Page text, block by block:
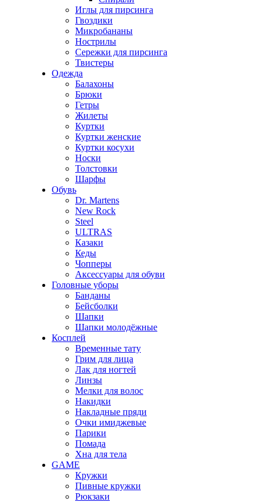
Иглы для пирсинга
Гвоздики
Микробананы
Нострилы
Сережки для пирсинга
Твистеры
Одежда
Балахоны
Брюки
Гетры
Жилеты
Куртки
Куртки женские
Куртки косухи
Носки
Толстовки
Шарфы
Обувь
Dr. Martens
New Rock
Steel
ULTRAS
Казаки
Кеды
Чопперы
Аксессуары для обуви
Головные уборы
Банданы
Бейсболки
Шапки
Шапки молодёжные
Косплей
Временные тату
Грим для лица
Лак для ногтей
Линзы
Мелки для волос
Накидки
Накладные пряди
Очки имиджевые
Парики
Помада
Хна для тела
GAME
Кружки
Пивные кружки
Рюкзаки